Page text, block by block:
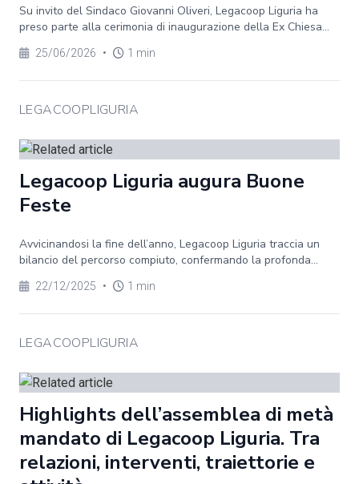
Su invito del Sindaco Giovanni Oliveri, Legacoop Liguria ha
preso parte alla cerimonia di inaugurazione della Ex Chiesa...
25/06/2026 • 1 min
LEGACOOPLIGURIA
Legacoop Liguria augura Buone
Feste
Avvicinandosi la fine dell’anno, Legacoop Liguria traccia un
bilancio del percorso compiuto, confermando la profonda...
22/12/2025 • 1 min
LEGACOOPLIGURIA
Highlights dell’assemblea di metà
mandato di Legacoop Liguria. Tra
relazioni, interventi, traiettorie e